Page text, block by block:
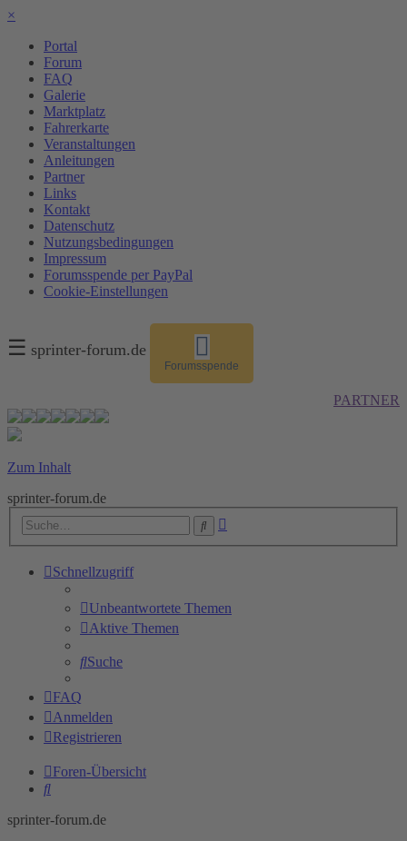
×
Portal
Forum
FAQ
Galerie
Marktplatz
Fahrerkarte
Veranstaltungen
Anleitungen
Partner
Links
Kontakt
Datenschutz
Nutzungsbedingungen
Impressum
Forumsspende per PayPal
Cookie-Einstellungen
☰ sprinter-forum.de
Forumsspende
PARTNER
Zum Inhalt
sprinter-forum.de
Suche
Schnellzugriff
Unbeantwortete Themen
Aktive Themen
Suche
FAQ
Anmelden
Registrieren
Foren-Übersicht
Suche
sprinter-forum.de